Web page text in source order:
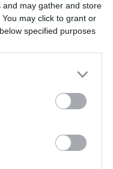
may gather and store
may click to grant or
specified purposes